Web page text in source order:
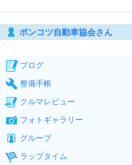
ポンコツ自動車協会さん
ブログ
整備手帳
クルマレビュー
フォトギャラリー
グループ
ラップタイム